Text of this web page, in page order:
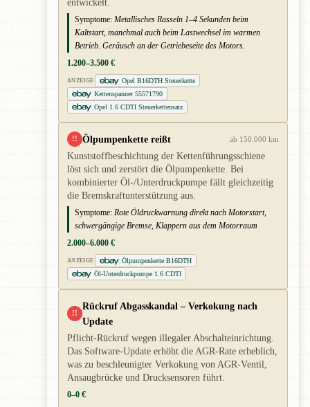
entwickelt.
Symptome: Metallisches Rasseln 1–4 Sekunden beim
Kaltstart, manchmal auch beim Lastwechsel im warmen
Betrieb. Geräusch an der Getriebeseite des Motors.
1.200–3.500 €
ANZEIGE
Opel B16DTH Steuerkette
Kettenspanner 55571790
Opel 1.6 CDTI Steuerkettensatz
!! Ölpumpenkette reißt ab 150.000 km
Kunststoffbeschichtung der Kettenführungsschiene
löst sich und zerstört die Ölpumpenkette. Bei
kombinierter Öl-/Unterdruckpumpe fällt gleichzeitig
die Bremskraftunterstützung aus.
Symptome: Rote Öldruckwarnung direkt nach Motorstart,
schwergängige Bremse, Klappern aus dem Motorraum
2.000–6.000 €
ANZEIGE
Ölpumpenkette B16DTH
Öl-Unterdruckpumpe 1.6 CDTI
!!
Rückruf Abgasskandal – Verkokung nach
Update
Pflicht-Rückruf wegen illegaler Abschalteinrichtung.
Das Software-Update erhöht die AGR-Rate erheblich,
was zu beschleunigter Verkokung von AGR-Ventil,
Ansaugbrücke und Drucksensoren führt.
0–0 €